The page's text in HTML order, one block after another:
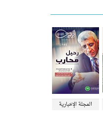
المجلة الإخبارية